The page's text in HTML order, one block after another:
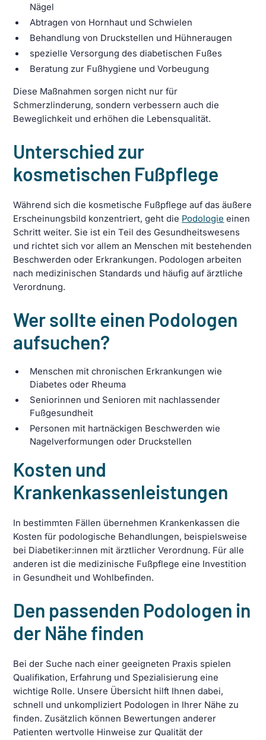
Nägel
Abtragen von Hornhaut und Schwielen
Behandlung von Druckstellen und Hühneraugen
spezielle Versorgung des diabetischen Fußes
Beratung zur Fußhygiene und Vorbeugung
Diese Maßnahmen sorgen nicht nur für
Schmerzlinderung, sondern verbessern auch die
Beweglichkeit und erhöhen die Lebensqualität.
Unterschied zur
kosmetischen Fußpflege
Während sich die kosmetische Fußpflege auf das äußere
Erscheinungsbild konzentriert, geht die Podologie einen
Schritt weiter. Sie ist ein Teil des Gesundheitswesens
und richtet sich vor allem an Menschen mit bestehenden
Beschwerden oder Erkrankungen. Podologen arbeiten
nach medizinischen Standards und häufig auf ärztliche
Verordnung.
Wer sollte einen Podologen
aufsuchen?
Menschen mit chronischen Erkrankungen wie
Diabetes oder Rheuma
Seniorinnen und Senioren mit nachlassender
Fußgesundheit
Personen mit hartnäckigen Beschwerden wie
Nagelverformungen oder Druckstellen
Kosten und
Krankenkassenleistungen
In bestimmten Fällen übernehmen Krankenkassen die
Kosten für podologische Behandlungen, beispielsweise
bei Diabetiker:innen mit ärztlicher Verordnung. Für alle
anderen ist die medizinische Fußpflege eine Investition
in Gesundheit und Wohlbefinden.
Den passenden Podologen in
der Nähe finden
Bei der Suche nach einer geeigneten Praxis spielen
Qualifikation, Erfahrung und Spezialisierung eine
wichtige Rolle. Unsere Übersicht hilft Ihnen dabei,
schnell und unkompliziert Podologen in Ihrer Nähe zu
finden. Zusätzlich können Bewertungen anderer
Patienten wertvolle Hinweise zur Qualität der